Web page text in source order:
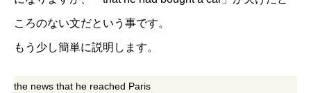
ころのない文だという事です。
もう少し簡単に説明します。
the news that he reached Paris